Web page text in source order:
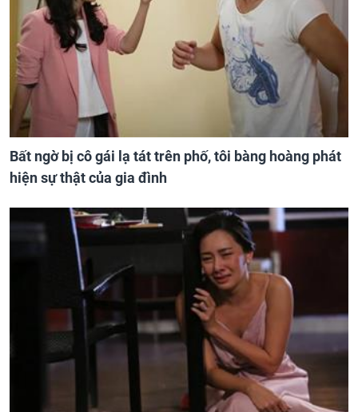
Bất ngờ bị cô gái lạ tát trên phố, tôi bàng hoàng phát
hiện sự thật của gia đình